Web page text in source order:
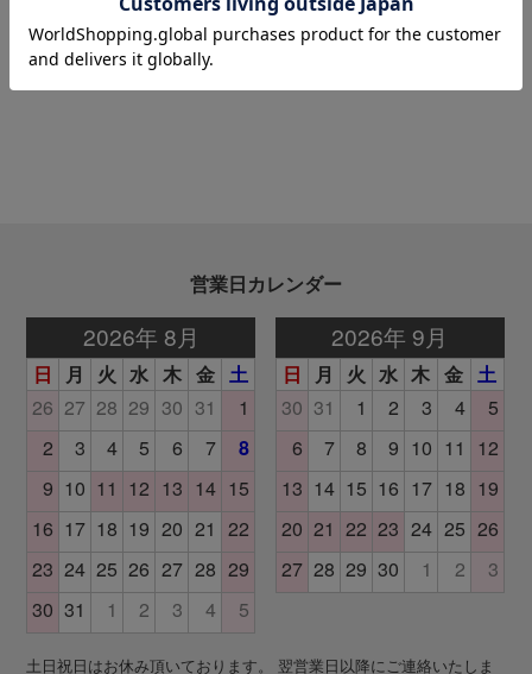
営業日カレンダー
土日祝日はお休み頂いております。 翌営業日以降にご連絡いたしま